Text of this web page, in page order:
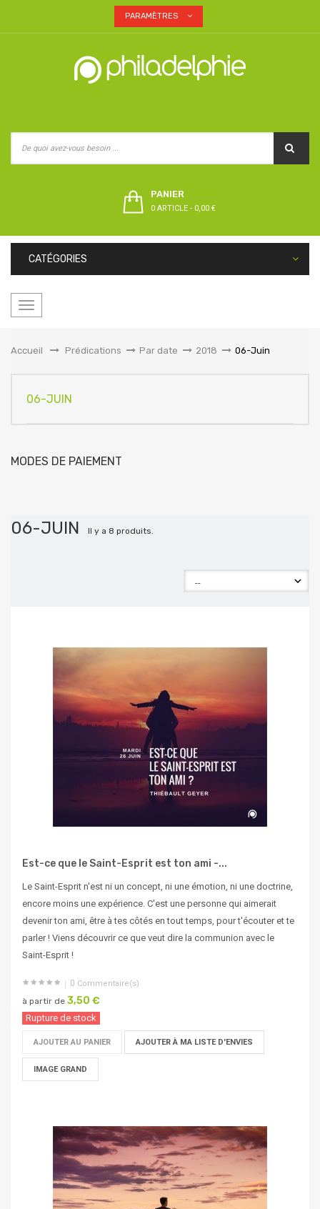
PARAMÈTRES
PANIER
0 ARTICLE - 0,00 €
CATÉGORIES
Basculer
Accueil
&gt;Prédications > Par date > 2018 > 06-Juin
06-JUIN
MODES DE PAIEMENT
06-JUIN Il y a 8 produits.
Est-ce que le Saint-Esprit est ton ami -...
Le Saint-Esprit n'est ni un concept, ni une émotion, ni une doctrine,
encore moins une expérience. C'est une personne qui aimerait
devenir ton ami, être à tes côtés en tout temps, pour t'écouter et te
parler ! Viens découvrir ce que veut dire la communion avec le
Saint-Esprit !
0 Commentaire(s)
à partir de 3,50 €
Rupture de stock
AJOUTER AU PANIER AJOUTER À MA LISTE D'ENVIES
IMAGE GRAND